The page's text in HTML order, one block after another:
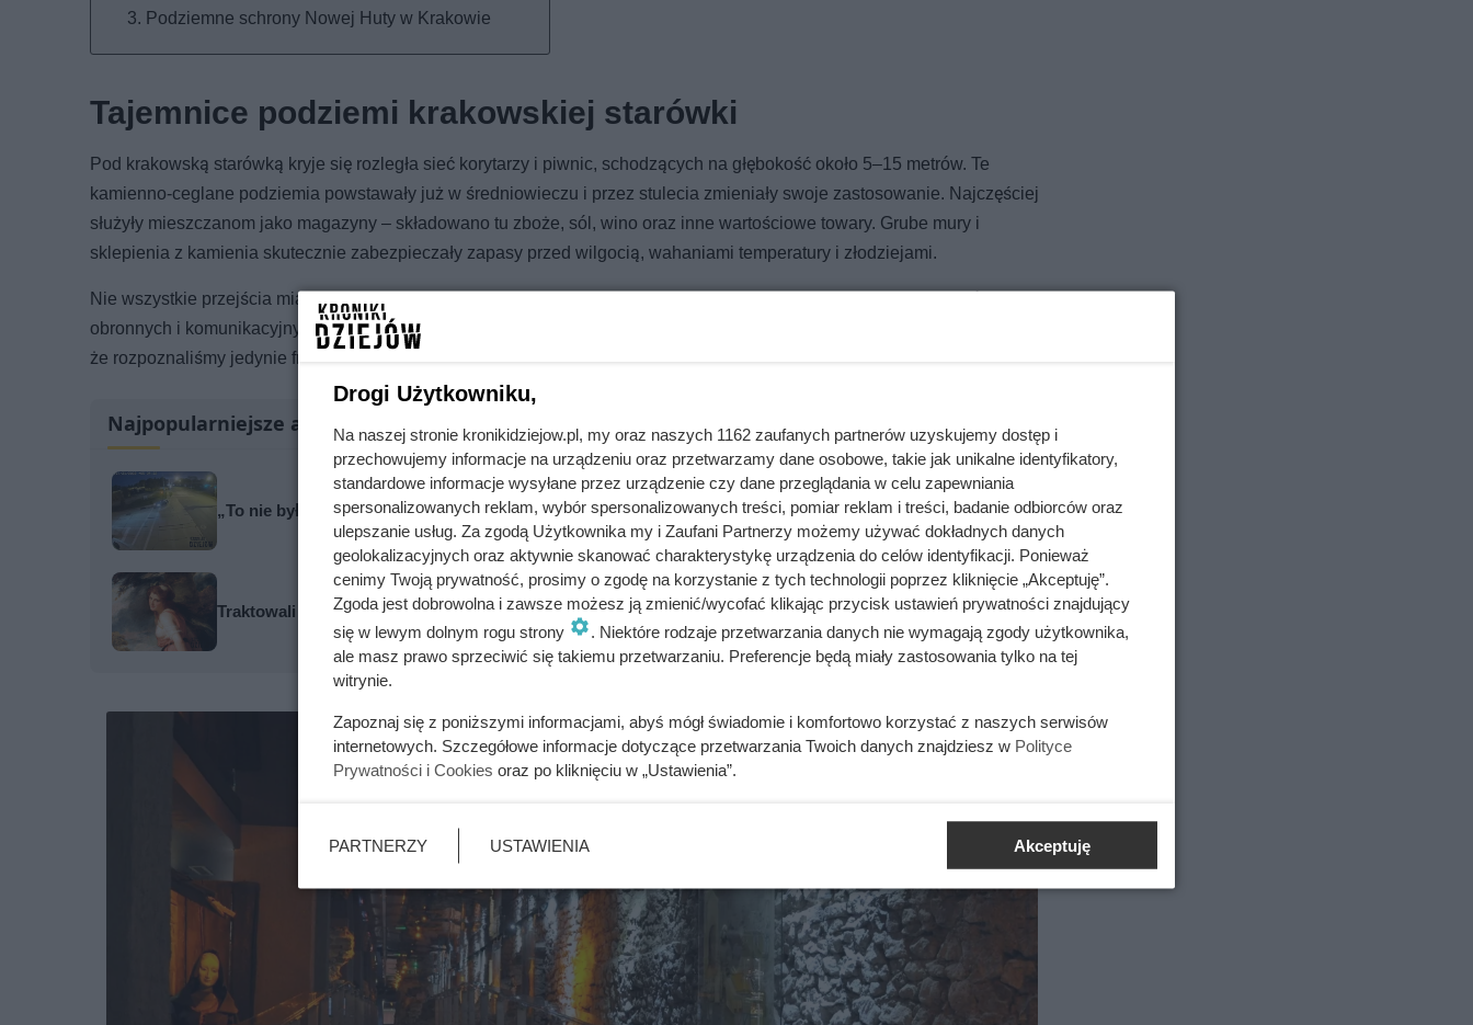
Podziemne schrony Nowej Huty w Krakowie
Tajemnice podziemi krakowskiej starówki
Pod krakowską starówką kryje się rozległa sieć korytarzy i piwnic, schodzących na głębokość około 5–15 metrów. Te
kamienno-ceglane podziemia powstawały już w średniowieczu i przez stulecia zmieniały swoje zastosowanie. Najczęściej
służyły mieszczanom jako magazyny – składowano tu zboże, sól, wino oraz inne wartościowe towary. Grube mury i
sklepienia z kamienia skutecznie zabezpieczały zapasy przed wilgocią, wahaniami temperatury i złodziejami.
Nie wszystkie przejścia miały jednak wyłącznie gospodarczy charakter. Część tuneli wykorzystywano także do celów
obronnych i komunikacyjnych. Co ważne, cały układ wciąż pozostaje w dużej mierze tajemnicą – archeolodzy podkreślają,
że rozpoznaliśmy jedynie fragment średniowiecznej infrastruktury podziemnej, a wiele odcinków nadal czeka na odkrycie.
Najpopularniejsze artykuły
„To nie było brawurowe prowadzenie. To było morderstwo”
Traktowali ją jak zabawkę i przekazywali z rąk do rąk. Niewiarygodne losy słynnej skandalistki
Drogi Użytkowniku,
Na naszej stronie kronikidziejow.pl, my oraz naszych 1162 zaufanych partnerów uzyskujemy dostęp i
przechowujemy informacje na urządzeniu oraz przetwarzamy dane osobowe, takie jak unikalne identyfikatory,
standardowe informacje wysyłane przez urządzenie czy dane przeglądania w celu zapewniania
spersonalizowanych reklam, wybór spersonalizowanych treści, pomiar reklam i treści, badanie odbiorców oraz
ulepszanie usług. Za zgodą Użytkownika my i Zaufani Partnerzy możemy używać dokładnych danych
geolokalizacyjnych oraz aktywnie skanować charakterystykę urządzenia do celów identyfikacji. Ponieważ
cenimy Twoją prywatność, prosimy o zgodę na korzystanie z tych technologii poprzez kliknięcie „Akceptuję”.
Zgoda jest dobrowolna i zawsze możesz ją zmienić/wycofać klikając przycisk ustawień prywatności znajdujący
się w lewym dolnym rogu strony
. Niektóre rodzaje przetwarzania danych nie wymagają zgody użytkownika,
ale masz prawo sprzeciwić się takiemu przetwarzaniu. Preferencje będą miały zastosowania tylko na tej
witrynie.
Zapoznaj się z poniższymi informacjami, abyś mógł świadomie i komfortowo korzystać z naszych serwisów
internetowych. Szczegółowe informacje dotyczące przetwarzania Twoich danych znajdziesz w Polityce
Prywatności i Cookies oraz po kliknięciu w „Ustawienia”.
PARTNERZY USTAWIENIA Akceptuję